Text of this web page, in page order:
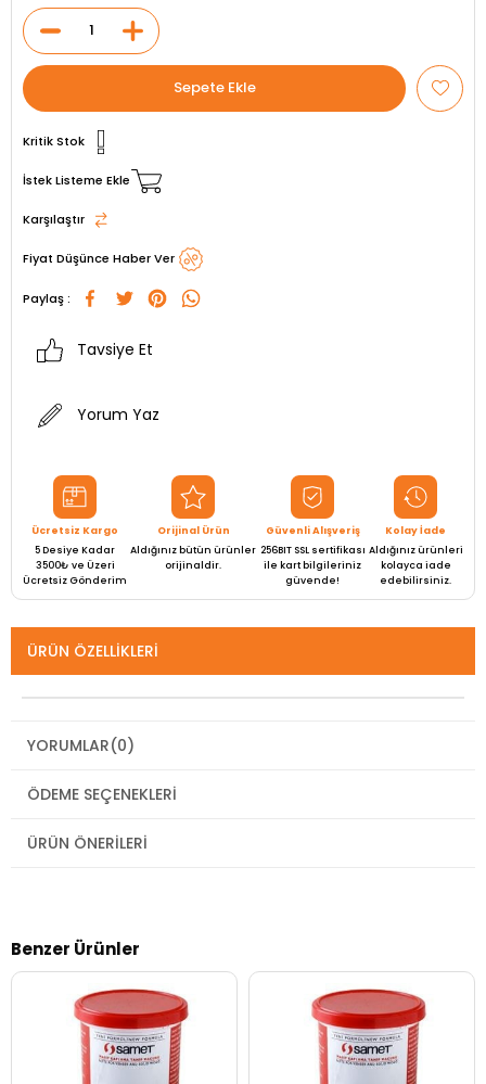
Kritik Stok
İstek Listeme Ekle
Karşılaştır
Fiyat Düşünce Haber Ver
Paylaş :
Tavsiye Et
Yorum Yaz
Ücretsiz Kargo
5 Desiye Kadar
3500₺ ve Üzeri
Ücretsiz Gönderim
Orijinal Ürün
Aldığınız bütün ürünler
orijinaldir.
Güvenli Alışveriş
256BIT SSL sertifikası
ile kart bilgileriniz
güvende!
Kolay İade
Aldığınız ürünleri
kolayca iade
edebilirsiniz.
ÜRÜN ÖZELLIKLERI
YORUMLAR(0)
ÖDEME SEÇENEKLERI
ÜRÜN ÖNERILERI
Benzer Ürünler